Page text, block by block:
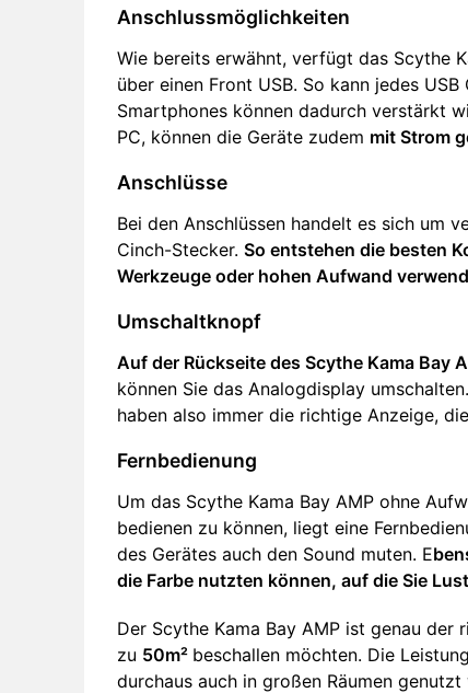
Anschlussmöglichkeiten
Wie bereits erwähnt, verfügt das Scythe
über einen Front USB. So kann jedes
Smartphones können dadurch verstärkt
PC, können die Geräte zudem mit Strom
Anschlüsse
Bei den Anschlüssen handelt es sich um
Cinch-Stecker. So entstehen die besten
Werkzeuge oder hohen Aufwand
Umschaltknopf
Auf der Rückseite des Scythe Kama Bay
können Sie das Analogdisplay
haben also immer die richtige Anzeige,
Fernbedienung
Um das Scythe Kama Bay AMP ohne
bedienen zu können, liegt eine
des Gerätes auch den Sound muten. E
die Farbe nutzten können, auf die Sie
Der Scythe Kama Bay AMP ist genau der
zu 50m² beschallen möchten. Die
durchaus auch in großen Räumen genutzt